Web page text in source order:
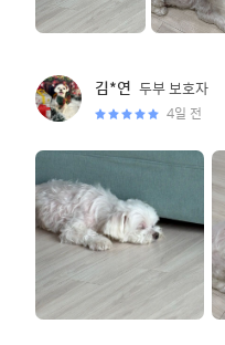
김*연 두부보호자
4일 전